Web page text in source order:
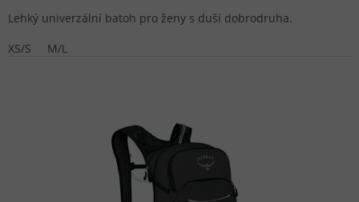
Lehký univerzální batoh pro ženy s duší dobrodruha.
XS/S
M/L